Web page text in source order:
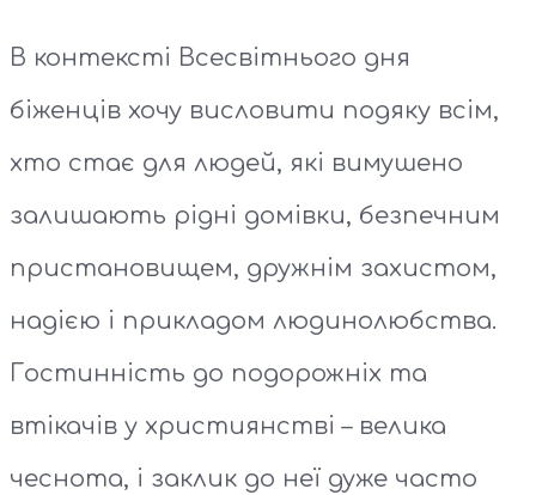
В контексті Всесвітнього дня
біженців хочу висловити подяку всім,
хто стає для людей, які вимушено
залишають рідні домівки, безпечним
пристановищем, дружнім захистом,
надією і прикладом людинолюбства.
Гостинність до подорожніх та
втікачів у християнстві – велика
чеснота, і заклик до неї дуже часто